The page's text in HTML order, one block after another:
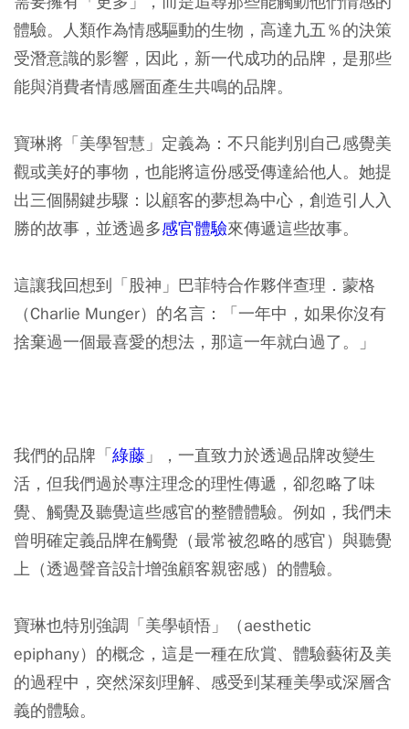
體驗。人類作為情感驅動的生物，高達九五％的決策
受潛意識的影響，因此，新一代成功的品牌，是那些
能與消費者情感層面產生共鳴的品牌。
寶琳將「美學智慧」定義為：不只能判別自己感覺美
觀或美好的事物，也能將這份感受傳達給他人。她提
出三個關鍵步驟：以顧客的夢想為中心，創造引人入
勝的故事，並透過多感官體驗來傳遞這些故事。
這讓我回想到「股神」巴菲特合作夥伴查理．蒙格
（Charlie Munger）的名言：「一年中，如果你沒有
捨棄過一個最喜愛的想法，那這一年就白過了。」
我們的品牌「綠藤 」，一直致力於透過品牌改變生
活，但我們過於專注理念的理性傳遞，卻忽略了味
覺、觸覺及聽覺這些感官的整體體驗。例如，我們未
曾明確定義品牌在觸覺（最常被忽略的感官）與聽覺
上（透過聲音設計增強顧客親密感）的體驗。
寶琳也特別強調「美學頓悟」（aesthetic
epiphany）的概念，這是一種在欣賞、體驗藝術及美
的過程中，突然深刻理解、感受到某種美學或深層含
義的體驗。